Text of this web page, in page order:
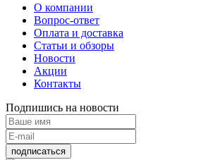
О компании
Вопрос-ответ
Оплата и доставка
Статьи и обзоры
Новости
Акции
Контакты
Подпишись на новости
подписаться